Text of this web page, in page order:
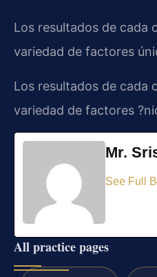
Los resultados de cada
variedad de factores
Los resultados de cada
variedad de factores
Mr.
See Full
All practice pages